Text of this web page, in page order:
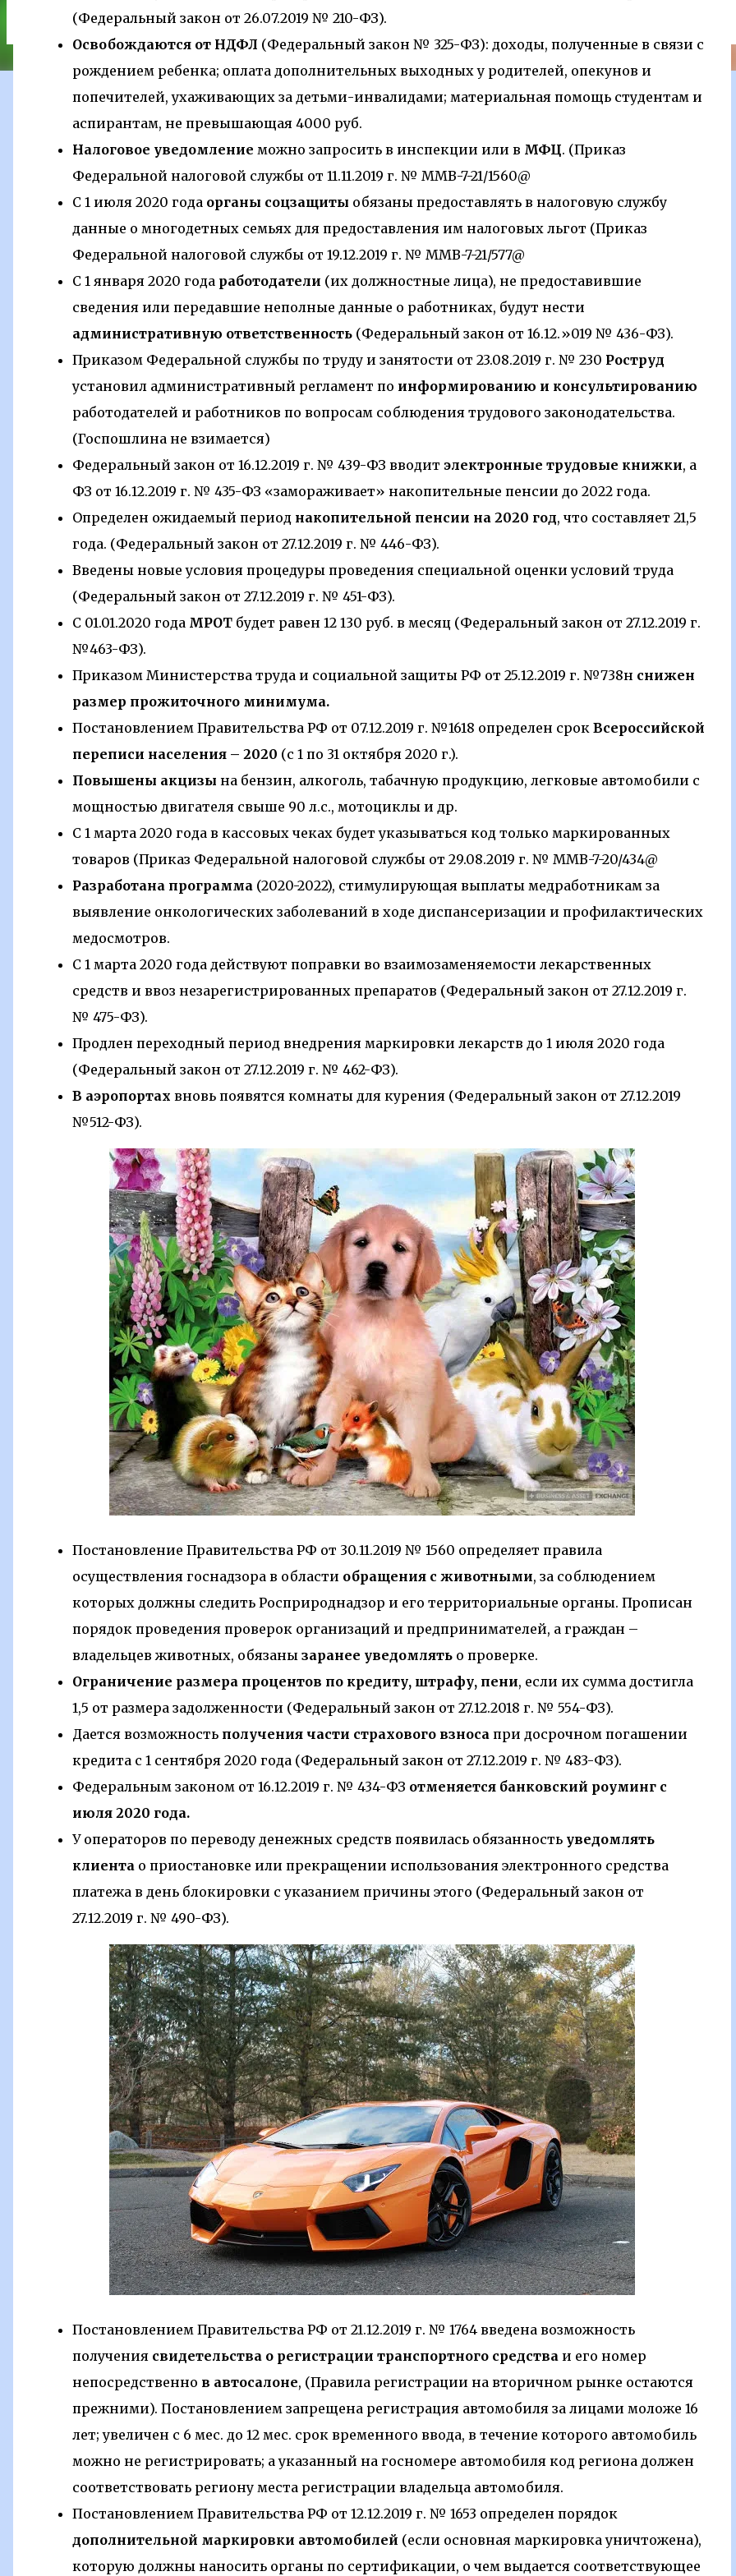
онемения? Раненные в битве солдаты или пострадавшие при аварии люди редко сразу
осознают, насколько серьезны их травмы. В пылу соревнования атлет может даже не
почувствовать боли от полученных травм до тех пор, пока не закончится игра. Это примеры
того, как работают эндорфины . Исследованиями доктора Ганса Селье было установлено, что
страх или гнев вызывают у человека выброс адреналина, что придает ему энергию для битвы
или бегства. ...
(Федеральный закон от 26.07.2019 № 210-ФЗ).
Освобождаются от НДФЛ (Федеральный закон № 325-ФЗ): доходы, полученные в связи с
рождением ребенка; оплата дополнительных выходных у родителей, опекунов и
попечителей, ухаживающих за детьми-инвалидами; материальная помощь студентам и
аспирантам, не превышающая 4000 руб.
Налоговое уведомление можно запросить в инспекции или в МФЦ. (Приказ
Федеральной налоговой службы от 11.11.2019 г. № ММВ-7-21/1560@
С 1 июля 2020 года органы соцзащиты обязаны предоставлять в налоговую службу
данные о многодетных семьях для предоставления им налоговых льгот (Приказ
Федеральной налоговой службы от 19.12.2019 г. № ММВ-7-21/577@
С 1 января 2020 года работодатели (их должностные лица), не предоставившие
сведения или передавшие неполные данные о работниках, будут нести
административную ответственность (Федеральный закон от 16.12.»019 № 436-ФЗ).
Приказом Федеральной службы по труду и занятости от 23.08.2019 г. № 230 Роструд
установил административный регламент по информированию и консультированию
работодателей и работников по вопросам соблюдения трудового законодательства.
(Госпошлина не взимается)
Федеральный закон от 16.12.2019 г. № 439-ФЗ вводит электронные трудовые книжки, а
ФЗ от 16.12.2019 г. № 435-ФЗ «замораживает» накопительные пенсии до 2022 года.
Определен ожидаемый период накопительной пенсии на 2020 год, что составляет 21,5
года. (Федеральный закон от 27.12.2019 г. № 446-ФЗ).
Введены новые условия процедуры проведения специальной оценки условий труда
(Федеральный закон от 27.12.2019 г. № 451-ФЗ).
С 01.01.2020 года МРОТ будет равен 12 130 руб. в месяц (Федеральный закон от 27.12.2019 г.
№463-ФЗ).
Приказом Министерства труда и социальной защиты РФ от 25.12.2019 г. №738н снижен
размер прожиточного минимума.
Постановлением Правительства РФ от 07.12.2019 г. №1618 определен срок Всероссийской
переписи населения – 2020 (с 1 по 31 октября 2020 г.).
Повышены акцизы на бензин, алкоголь, табачную продукцию, легковые автомобили с
мощностью двигателя свыше 90 л.с., мотоциклы и др.
С 1 марта 2020 года в кассовых чеках будет указываться код только маркированных
товаров (Приказ Федеральной налоговой службы от 29.08.2019 г. № ММВ-7-20/434@
Разработана программа (2020-2022), стимулирующая выплаты медработникам за
выявление онкологических заболеваний в ходе диспансеризации и профилактических
медосмотров.
С 1 марта 2020 года действуют поправки во взаимозаменяемости лекарственных
средств и ввоз незарегистрированных препаратов (Федеральный закон от 27.12.2019 г.
№ 475-ФЗ).
Продлен переходный период внедрения маркировки лекарств до 1 июля 2020 года
(Федеральный закон от 27.12.2019 г. № 462-ФЗ).
В аэропортах вновь появятся комнаты для курения (Федеральный закон от 27.12.2019
№512-ФЗ).
Постановление Правительства РФ от 30.11.2019 № 1560 определяет правила
осуществления госнадзора в области обращения с животными, за соблюдением
которых должны следить Росприроднадзор и его территориальные органы. Прописан
порядок проведения проверок организаций и предпринимателей, а граждан –
владельцев животных, обязаны заранее уведомлять о проверке.
Ограничение размера процентов по кредиту, штрафу, пени, если их сумма достигла
1,5 от размера задолженности (Федеральный закон от 27.12.2018 г. № 554-ФЗ).
Дается возможность получения части страхового взноса при досрочном погашении
кредита с 1 сентября 2020 года (Федеральный закон от 27.12.2019 г. № 483-ФЗ).
Федеральным законом от 16.12.2019 г. № 434-ФЗ отменяется банковский роуминг с
июля 2020 года.
У операторов по переводу денежных средств появилась обязанность уведомлять
клиента о приостановке или прекращении использования электронного средства
платежа в день блокировки с указанием причины этого (Федеральный закон от
27.12.2019 г. № 490-ФЗ).
Постановлением Правительства РФ от 21.12.2019 г. № 1764 введена возможность
получения свидетельства о регистрации транспортного средства и его номер
непосредственно в автосалоне, (Правила регистрации на вторичном рынке остаются
прежними). Постановлением запрещена регистрация автомобиля за лицами моложе 16
лет; увеличен с 6 мес. до 12 мес. срок временного ввода, в течение которого автомобиль
можно не регистрировать; а указанный на госномере автомобиля код региона должен
соответствовать региону места регистрации владельца автомобиля.
Постановлением Правительства РФ от 12.12.2019 г. № 1653 определен порядок
дополнительной маркировки автомобилей (если основная маркировка уничтожена),
которую должны наносить органы по сертификации, о чем выдается соответствующее